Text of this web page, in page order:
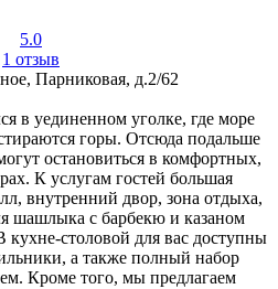
5.0
1 отзыв
Парниковая, д.2/62
в уединенном уголке, где море
горы. Отсюда подальше
остановиться в комфортных,
К услугам гостей большая
внутренний двор, зона отдыха,
шашлыка с барбекю и казаном
кухне-столовой для вас доступны
а также полный набор
Кроме того, мы предлагаем